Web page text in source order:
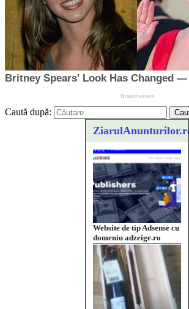
Caută după:
ZiarulAnunturilor.ro
Website de tip Adsense cu
domeniu adzeige.ro